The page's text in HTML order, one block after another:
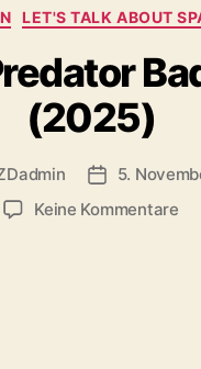
Kategorien
LET'S TALK ABOUT
(2025)
5.
Keine Kommentarezu